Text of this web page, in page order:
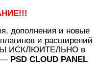
дополнения и новые
и расширений
ИСКЛЮИТЕЛЬНО в
PSD CLOUD PANEL